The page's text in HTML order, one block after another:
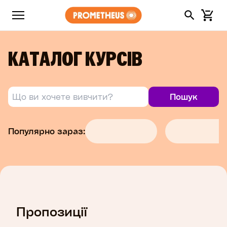
КАТАЛОГ КУРСІВ
Популярно зараз:
Пропозиції